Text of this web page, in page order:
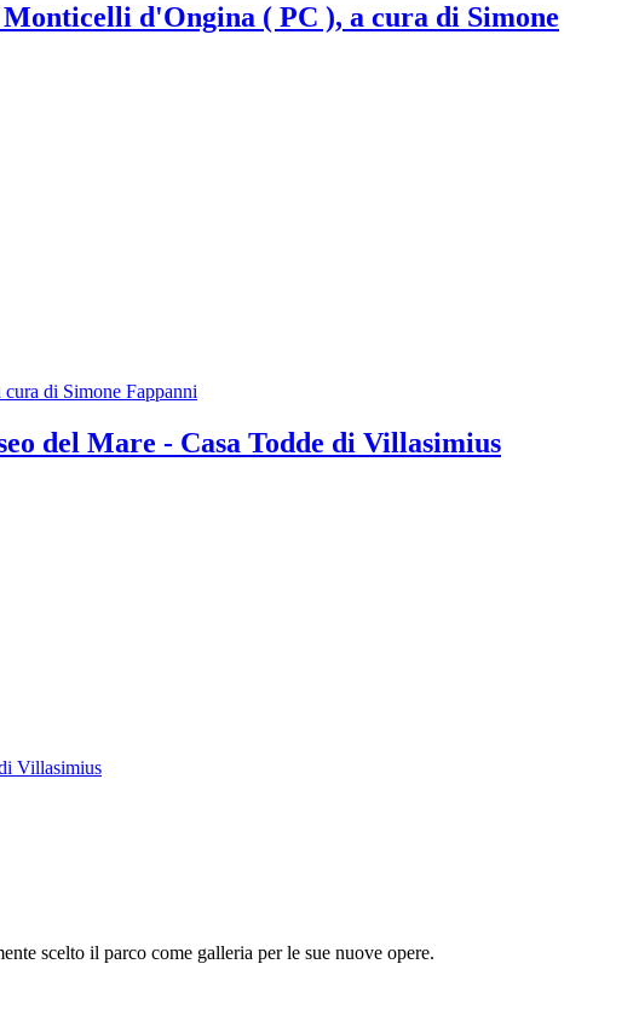
d'Ongina ( PC ), a cura di Simone
di Simone Fappanni
del Mare - Casa Todde di Villasimius
Villasimius
scelto il parco come galleria per le sue nuove opere.